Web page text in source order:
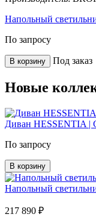
Напольный
По запросу
В корзину Под заказ
Новые
Диван HESSENTIA |
По запросу
В корзину
Напольный
217 890 ₽